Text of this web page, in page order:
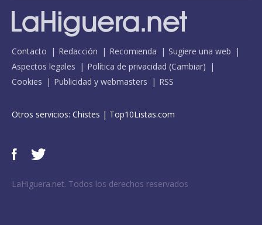
Contacto Redacción Recomienda
Sugiere una web
Aspectos legales
Política de privacidad (Cambiar)
Cookies
Publicidad y webmasters RSS
Otros servicios: Chistes | Top10Listas.com
LaHiguera.net. Todos los derechos reservados